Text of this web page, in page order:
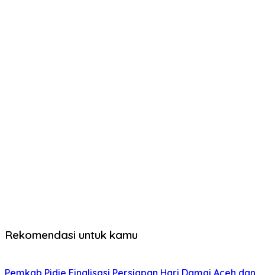
Rekomendasi untuk kamu
Pemkab Pidie Finalisasi Persiapan Hari Damai Aceh dan